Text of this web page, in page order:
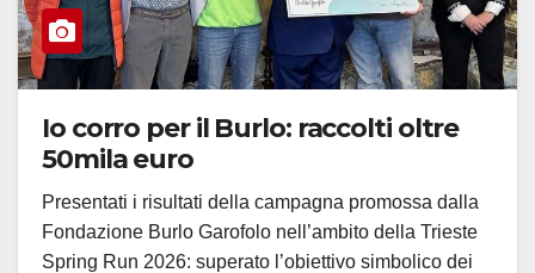
Io corro per il Burlo: raccolti oltre
50mila euro
Presentati i risultati della campagna promossa dalla
Fondazione Burlo Garofolo nell’ambito della Trieste
Spring Run 2026: superato l’obiettivo simbolico dei